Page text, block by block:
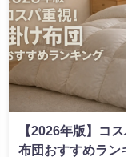
【2026年版】コス
布団おすすめラン